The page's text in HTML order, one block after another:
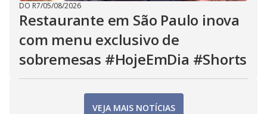
DO R7/05/08/2026
Restaurante em São Paulo inova
com menu exclusivo de
sobremesas #HojeEmDia #Shorts
VEJA MAIS NOTÍCIAS